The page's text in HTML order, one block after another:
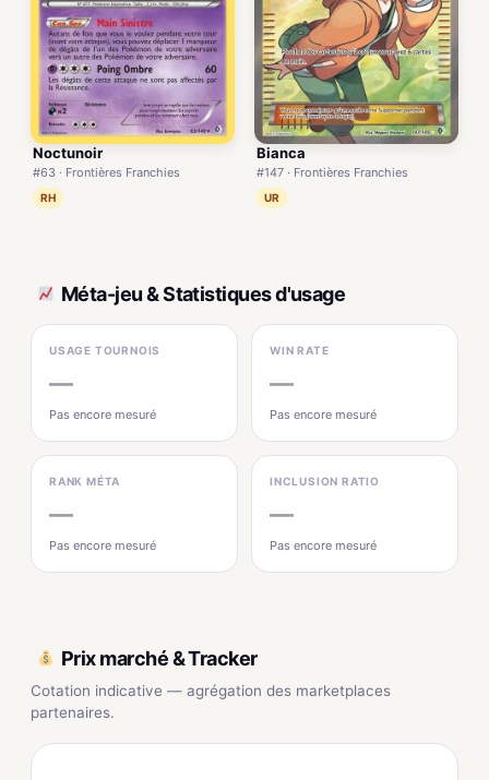
Noctunoir
#63 · Frontières Franchies
RH
Bianca
#147 · Frontières Franchies
UR
Méta-jeu & Statistiques d'usage
USAGE TOURNOIS
—
Pas encore mesuré
WIN RATE
—
Pas encore mesuré
RANK MÉTA
—
Pas encore mesuré
INCLUSION RATIO
—
Pas encore mesuré
Prix marché & Tracker
Cotation indicative — agrégation des marketplaces
partenaires.